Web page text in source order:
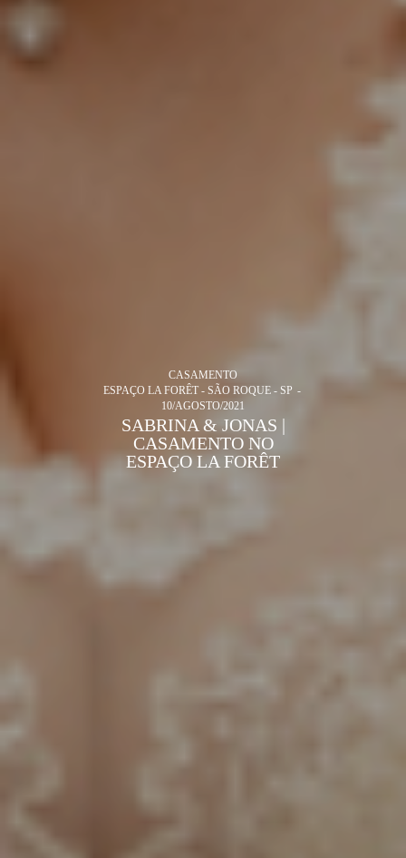
CASAMENTO
ESPAÇO LA FORÊT - SÃO ROQUE - SP
10/AGOSTO/2021
SABRINA & JONAS |
CASAMENTO NO
ESPAÇO LA FORÊT